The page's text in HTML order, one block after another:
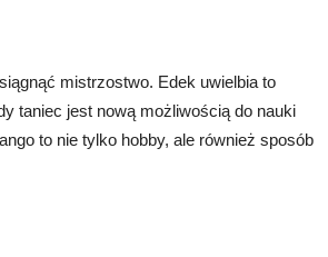
mistrzostwo. Edek uwielbia to
taniec jest nową możliwością do nauki
to nie tylko hobby, ale również sposób